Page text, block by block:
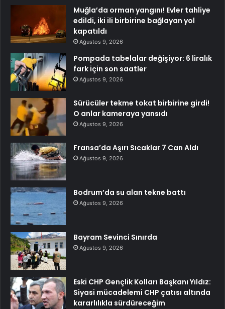
Muğla’da orman yangını! Evler tahliye
edildi, iki ili birbirine bağlayan yol
kapatıldı
Ağustos 9, 2026
Pompada tabelalar değişiyor: 6 liralık
fark için son saatler
Ağustos 9, 2026
Sürücüler tekme tokat birbirine girdi!
O anlar kameraya yansıdı
Ağustos 9, 2026
Fransa’da Aşırı Sıcaklar 7 Can Aldı
Ağustos 9, 2026
Bodrum’da su alan tekne battı
Ağustos 9, 2026
Bayram Sevinci Sınırda
Ağustos 9, 2026
Eski CHP Gençlik Kolları Başkanı Yıldız:
Siyasi mücadelemi CHP çatısı altında
kararlılıkla sürdüreceğim